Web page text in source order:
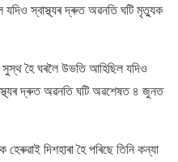
যদিও স্বাস্থ্যৰ দ্ৰুত অৱনতি ঘটি মৃত্যুক
হৈ ঘৰলৈ উভতি আহিছিল যদিও
দ্ৰুত অৱনতি ঘটি অৱশেষত ৪ জুনত
দিশহাৰা হৈ পৰিছে তিনি কন্যা